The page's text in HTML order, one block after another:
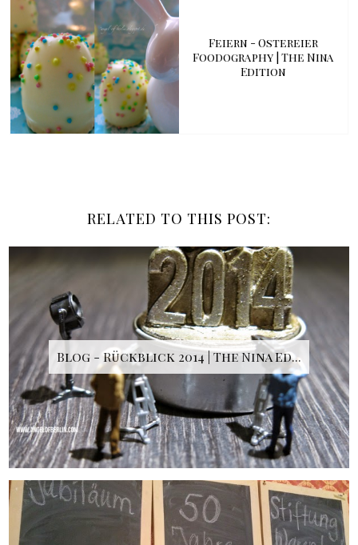
Feiern - Ostereier
Foodography | The Nina
Edition
RELATED TO THIS POST:
Blog - Rückblick 2014 | The Nina Ed...